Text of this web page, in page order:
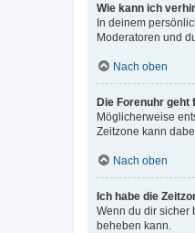
Wie kann ich
In deinem
Moderatoren und
Nach oben
Die Forenuhr geht
Möglicherweise
Zeitzone kann
Nach oben
Ich habe die
Wenn du dir sicher
beheben kann.